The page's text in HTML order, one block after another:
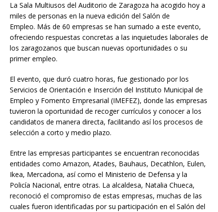
La Sala Multiusos del Auditorio de Zaragoza ha acogido hoy a
miles de personas en la nueva edición del Salón de
Empleo. Más de 60 empresas se han sumado a este evento,
ofreciendo respuestas concretas a las inquietudes laborales de
los zaragozanos que buscan nuevas oportunidades o su
primer empleo.
El evento, que duró cuatro horas, fue gestionado por los
Servicios de Orientación e Inserción del Instituto Municipal de
Empleo y Fomento Empresarial (IMEFEZ), donde las empresas
tuvieron la oportunidad de recoger currículos y conocer a los
candidatos de manera directa, facilitando así los procesos de
selección a corto y medio plazo.
Entre las empresas participantes se encuentran reconocidas
entidades como Amazon, Atades, Bauhaus, Decathlon, Eulen,
Ikea, Mercadona, así como el Ministerio de Defensa y la
Policía Nacional, entre otras. La alcaldesa, Natalia Chueca,
reconoció el compromiso de estas empresas, muchas de las
cuales fueron identificadas por su participación en el Salón del